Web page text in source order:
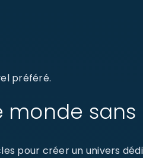
préféré.
monde sans
pour créer un univers